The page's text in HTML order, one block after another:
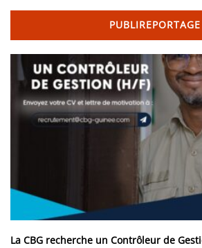
PUBLIREPORTAGE
La CBG recherche un Contrôleur de